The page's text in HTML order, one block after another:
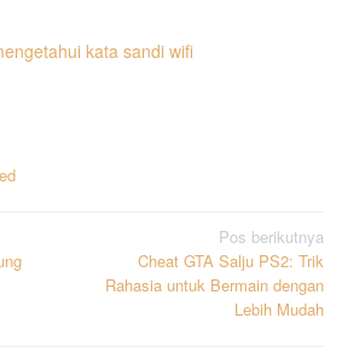
kata sandi wifi
Pos berikutnya
Cheat GTA Salju PS2: Trik
Rahasia untuk Bermain dengan
Lebih Mudah